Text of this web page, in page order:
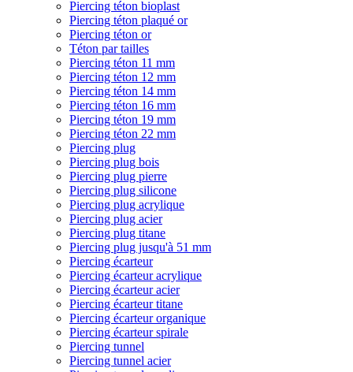
Piercing téton bioplast
Piercing téton plaqué or
Piercing téton or
Téton par tailles
Piercing téton 11 mm
Piercing téton 12 mm
Piercing téton 14 mm
Piercing téton 16 mm
Piercing téton 19 mm
Piercing téton 22 mm
Piercing plug
Piercing plug bois
Piercing plug pierre
Piercing plug silicone
Piercing plug acrylique
Piercing plug acier
Piercing plug titane
Piercing plug jusqu'à 51 mm
Piercing écarteur
Piercing écarteur acrylique
Piercing écarteur acier
Piercing écarteur titane
Piercing écarteur organique
Piercing écarteur spirale
Piercing tunnel
Piercing tunnel acier